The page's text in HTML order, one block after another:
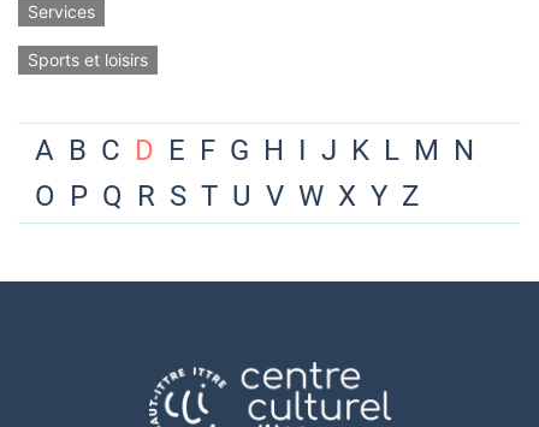
Services
Sports et loisirs
A B C D E F G H I J K L M N
O P Q R S T U V W X Y Z